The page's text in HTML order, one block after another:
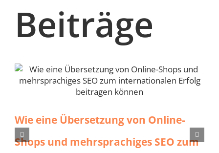
Beiträge
Wie eine Übersetzung von Online-
Shops und mehrsprachiges SEO zum